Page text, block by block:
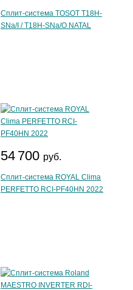
Сплит-система TOSOT T18H-
SNa/I / T18H-SNa/O NATAL
54 700 руб.
Сплит-система ROYAL Clima
PERFETTO RCI-PF40HN 2022